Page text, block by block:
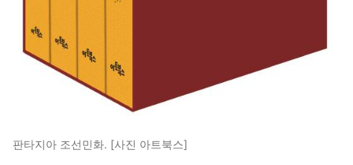
판타지아 조선민화. [사진 아트북스]